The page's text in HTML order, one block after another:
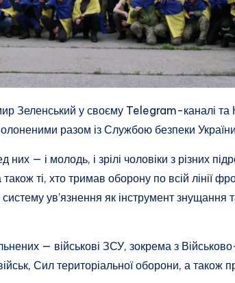
Зеленський у своєму Telegram-каналі та
разом із Службою безпеки
— і молодь, і зрілі чоловіки з різних
ті, хто тримав оборону по всій лінії
систему ув’язнення як інструмент знущання
— військові ЗСУ, зокрема з
Сил територіальної оборони, а також